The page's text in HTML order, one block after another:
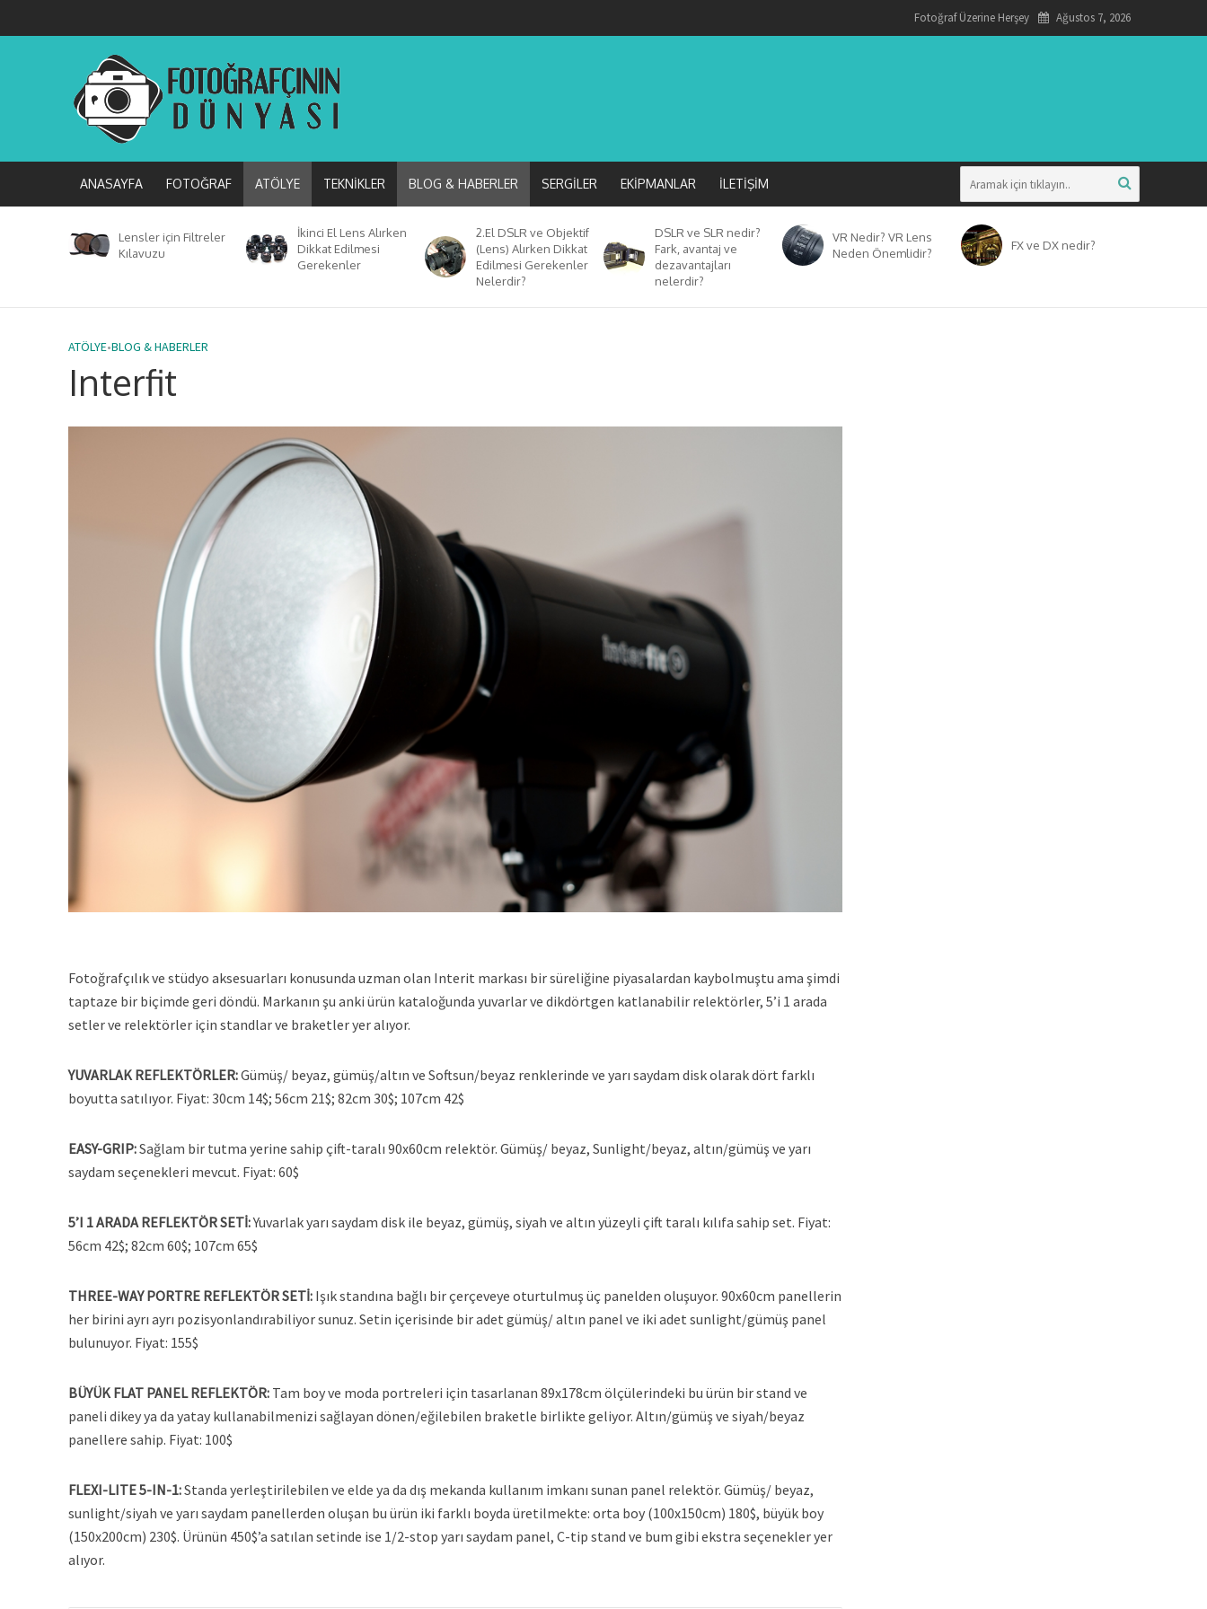
Fotoğraf Üzerine Herşey Ağustos 7, 2026
ANASAYFA FOTOĞRAF ATÖLYE TEKNIKLER BLOG & HABERLER SERGILER EKIPMANLAR İLETIŞIM
Lensler için Filtreler
Kılavuzu
İkinci El Lens Alırken
Dikkat Edilmesi
Gerekenler
2.El DSLR ve Objektif
(Lens) Alırken Dikkat
Edilmesi Gerekenler
Nelerdir?
DSLR ve SLR nedir?
Fark, avantaj ve
dezavantajları
nelerdir?
VR Nedir? VR Lens
Neden Önemlidir?
FX ve DX nedir?
ATÖLYE•BLOG & HABERLER
Interfit
Fotoğrafçılık ve stüdyo aksesuarları konusunda uzman olan Interit markası bir süreliğine piyasalardan kaybolmuştu ama şimdi
taptaze bir biçimde geri döndü. Markanın şu anki ürün kataloğunda yuvarlar ve dikdörtgen katlanabilir relektörler, 5’i 1 arada
setler ve relektörler için standlar ve braketler yer alıyor.
YUVARLAK REFLEKTÖRLER:Gümüş/ beyaz, gümüş/altın ve Softsun/beyaz renklerinde ve yarı saydam disk olarak dört farklı
boyutta satılıyor. Fiyat: 30cm 14$; 56cm 21$; 82cm 30$; 107cm 42$
EASY-GRIP:Sağlam bir tutma yerine sahip çift-taralı 90x60cm relektör. Gümüş/ beyaz, Sunlight/beyaz, altın/gümüş ve yarı
saydam seçenekleri mevcut. Fiyat: 60$
5’I 1 ARADA REFLEKTÖR SETİ:Yuvarlak yarı saydam disk ile beyaz, gümüş, siyah ve altın yüzeyli çift taralı kılıfa sahip set. Fiyat:
56cm 42$; 82cm 60$; 107cm 65$
THREE-WAY PORTRE REFLEKTÖR SETİ:Işık standına bağlı bir çerçeveye oturtulmuş üç panelden oluşuyor. 90x60cm panellerin
her birini ayrı ayrı pozisyonlandırabiliyor sunuz. Setin içerisinde bir adet gümüş/ altın panel ve iki adet sunlight/gümüş panel
bulunuyor. Fiyat: 155$
BÜYÜK FLAT PANEL REFLEKTÖR:Tam boy ve moda portreleri için tasarlanan 89x178cm ölçülerindeki bu ürün bir stand ve
paneli dikey ya da yatay kullanabilmenizi sağlayan dönen/eğilebilen braketle birlikte geliyor. Altın/gümüş ve siyah/beyaz
panellere sahip. Fiyat: 100$
FLEXI-LITE 5-IN-1:Standa yerleştirilebilen ve elde ya da dış mekanda kullanım imkanı sunan panel relektör. Gümüş/ beyaz,
sunlight/siyah ve yarı saydam panellerden oluşan bu ürün iki farklı boyda üretilmekte: orta boy (100x150cm) 180$, büyük boy
(150x200cm) 230$. Ürünün 450$’a satılan setinde ise 1/2-stop yarı saydam panel, C-tip stand ve bum gibi ekstra seçenekler yer
alıyor.